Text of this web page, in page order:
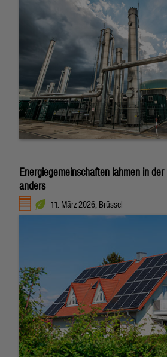
Energiegemeinschaften lahmen in
anders
11. März 2026, Brüssel